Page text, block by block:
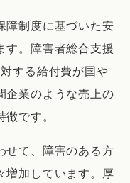
障制度に基づいた安
す。障害者総合支援
する給付費が国や
企業のような売上の
です。
せて、障害のある方
増加しています。厚